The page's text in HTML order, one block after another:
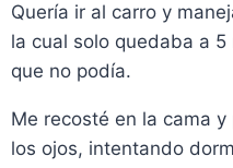
Quería ir al carro y
la cual solo quedaba a
que no podía.
Me recosté en la cama
los ojos, intentando